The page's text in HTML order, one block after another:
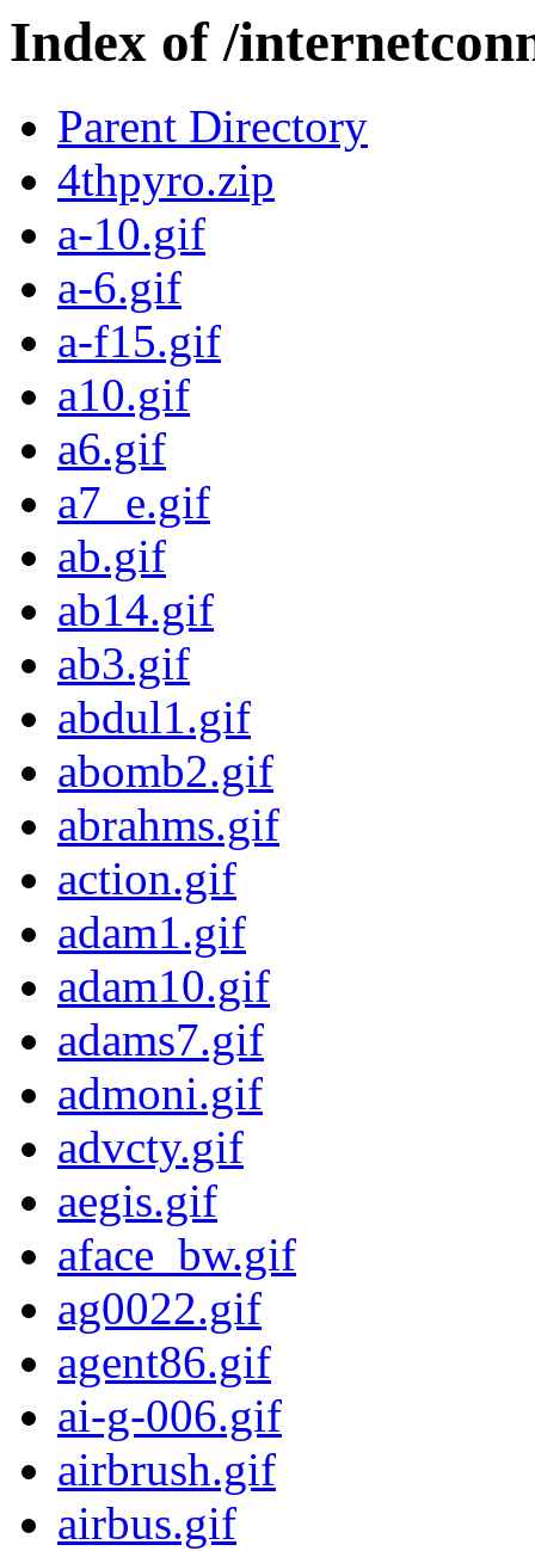
Index of /
Parent Directory
4thpyro.zip
a-10.gif
a-6.gif
a-f15.gif
a10.gif
a6.gif
a7_e.gif
ab.gif
ab14.gif
ab3.gif
abdul1.gif
abomb2.gif
abrahms.gif
action.gif
adam1.gif
adam10.gif
adams7.gif
admoni.gif
advcty.gif
aegis.gif
aface_bw.gif
ag0022.gif
agent86.gif
ai-g-006.gif
airbrush.gif
airbus.gif